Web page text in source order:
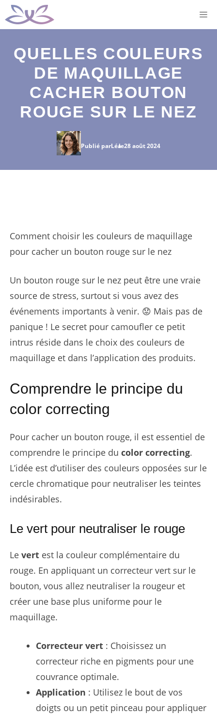
Aller
au
QUELLES COULEURS
DE MAQUILLAGE
CACHER BOUTON
ROUGE SUR LE NEZ
Publié parLéale28 août 2024
Comment choisir les couleurs de maquillage
pour cacher un bouton rouge sur le nez
Un bouton rouge sur le nez peut être une vraie
source de stress, surtout si vous avez des
événements importants à venir. 😟 Mais pas de
panique ! Le secret pour camoufler ce petit
intrus réside dans le choix des couleurs de
maquillage et dans l’application des produits.
Comprendre le principe du
color correcting
Pour cacher un bouton rouge, il est essentiel de
comprendre le principe du color correcting.
L’idée est d’utiliser des couleurs opposées sur le
cercle chromatique pour neutraliser les teintes
indésirables.
Le vert pour neutraliser le rouge
Le vert est la couleur complémentaire du
rouge. En appliquant un correcteur vert sur le
bouton, vous allez neutraliser la rougeur et
créer une base plus uniforme pour le
maquillage.
Correcteur vert : Choisissez un
correcteur riche en pigments pour une
couvrance optimale.
Application : Utilisez le bout de vos
doigts ou un petit pinceau pour appliquer